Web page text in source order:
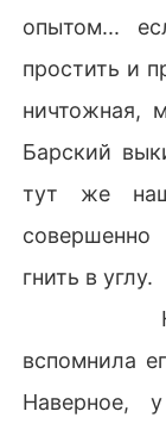
опытом...
простить и
ничтожная,
Барский
тут же
гнить в углу.
Но
вспомнила
Наверное,